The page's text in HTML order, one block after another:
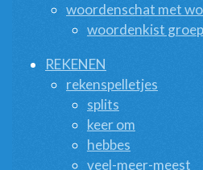
woordenschat met
woordenkist
REKENEN
rekenspelletjes
splits
keer om
hebbes
veel-meer-meest